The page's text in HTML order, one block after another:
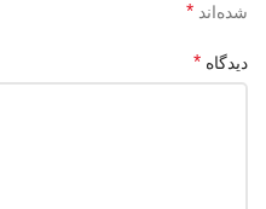
شده‌اند *
دیدگاه *